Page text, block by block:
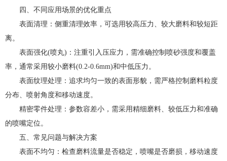
四、不同应用场景的优化重点
表面清理：侧重清理效率，可选用较高压力、较大磨料和较短距
离。
表面强化(喷丸)：注重引入压应力，需准确控制喷砂强度和覆盖
率，通常采用较小磨料(0.2-0.6mm)和中低压力。
表面纹理处理：追求均匀一致的表面形貌，需严格控制磨料粒度
分布、喷射角度和移动速度。
精密零件处理：参数容差小，需采用精细磨料、较低压力和准确
的喷嘴定位。
五、常见问题与解决方案
表面不均匀：检查磨料流量是否稳定，喷嘴是否磨损，移动速度